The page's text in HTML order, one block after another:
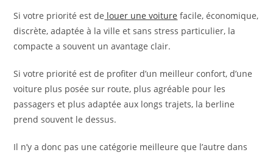
Si votre priorité est de louer une voiture facile, économique,
discrète, adaptée à la ville et sans stress particulier, la
compacte a souvent un avantage clair.
Si votre priorité est de profiter d’un meilleur confort, d’une
voiture plus posée sur route, plus agréable pour les
passagers et plus adaptée aux longs trajets, la berline
prend souvent le dessus.
Il n’y a donc pas une catégorie meilleure que l’autre dans